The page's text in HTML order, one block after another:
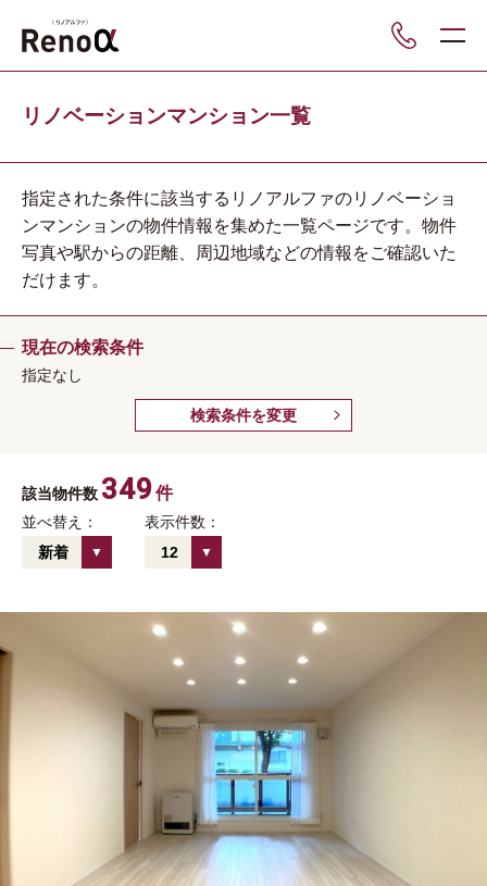
リノベーションマンション一覧
指定された条件に該当するリノアルファのリノベーショ
ンマンションの物件情報を集めた一覧ページです。物件
写真や駅からの距離、周辺地域などの情報をご確認いた
だけます。
現在の検索条件
指定なし
検索条件を変更
該当物件数 349件
並べ替え：
新着
表示件数：
12